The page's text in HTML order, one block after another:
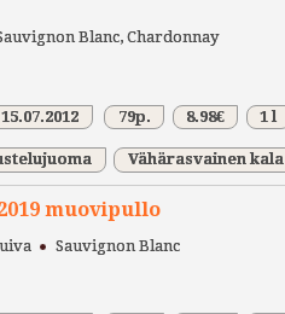
Blanc, Chardonnay
79p. 8.98€ 1 l
Vähärasvainen kala
muovipullo
Sauvignon Blanc